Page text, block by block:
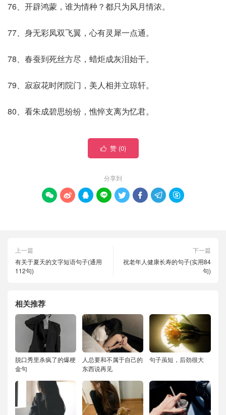
76、开辟鸿蒙，谁为情种？都只为风月情浓。
77、身无彩凤双飞翼，心有灵犀一点通。
78、春蚕到死丝方尽，蜡炬成灰泪始干。
79、寂寂花时闭院门，美人相并立琼轩。
80、看朱成碧思纷纷，憔悴支离为忆君。
 赞 (0)
分享到
       
上一篇
有关于夏天的文字短语句子(通用
112句)
下一篇
祝老年人健康长寿的句子(实用84
句)
相关推荐
脱口秀里杀疯了的爆梗
金句
人总要和不属于自己的
东西说再见
句子虽短，后劲很大